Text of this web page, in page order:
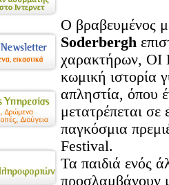
Ο βραβευμένος
Soderbergh
χαρακτήρων, ΟΙ
κωμική ιστορία
απληστία, όπου
μετατρέπεται σε
παγκόσμια
Festival.
Τα παιδιά ενός
προσλαμβάνουν